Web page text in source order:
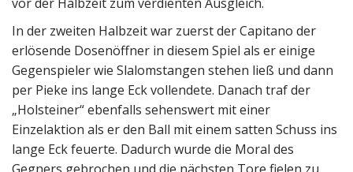
In der zweiten Halbzeit war zuerst der Capitano der
erlösende Dosenöffner in diesem Spiel als er einige
Gegenspieler wie Slalomstangen stehen ließ und dann
per Pieke ins lange Eck vollendete. Danach traf der
„Holsteiner“ ebenfalls sehenswert mit einer
Einzelaktion als er den Ball mit einem satten Schuss ins
lange Eck feuerte. Dadurch wurde die Moral des